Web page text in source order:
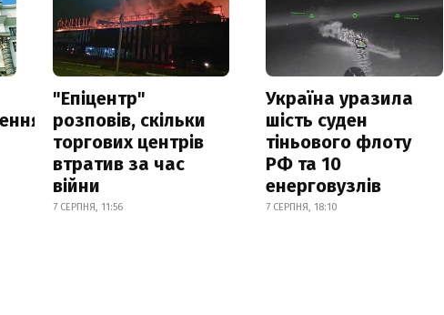
"Епіцентр"
розповів, скільки
торгових центрів
втратив за час
війни
7 СЕРПНЯ, 11:56
Україна уразила
шість суден
тіньового флоту
РФ та 10
енерговузлів
7 СЕРПНЯ, 18:10